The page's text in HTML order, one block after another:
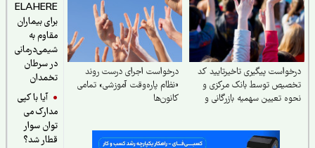
ELAHERE
برای بیماران
مقاوم به
شیمی‌درمانی
در سرطان
تخمدان
آیا با کپی
مدارک می
توان سوار
قطار شد؟
پیگیری تاخیرتایید کد
توسط بانک مرکزی و
تعیین سهمیه بازرگانی و
درخواست اجرای درست روند
«نظام پاره‌وقت آموزشی» تمامی
کانون‌ها